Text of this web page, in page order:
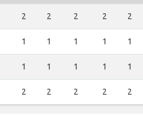
2 2 2 2 2
1 1 1 1 1
1 1 1 1 1
2 2 2 2 2